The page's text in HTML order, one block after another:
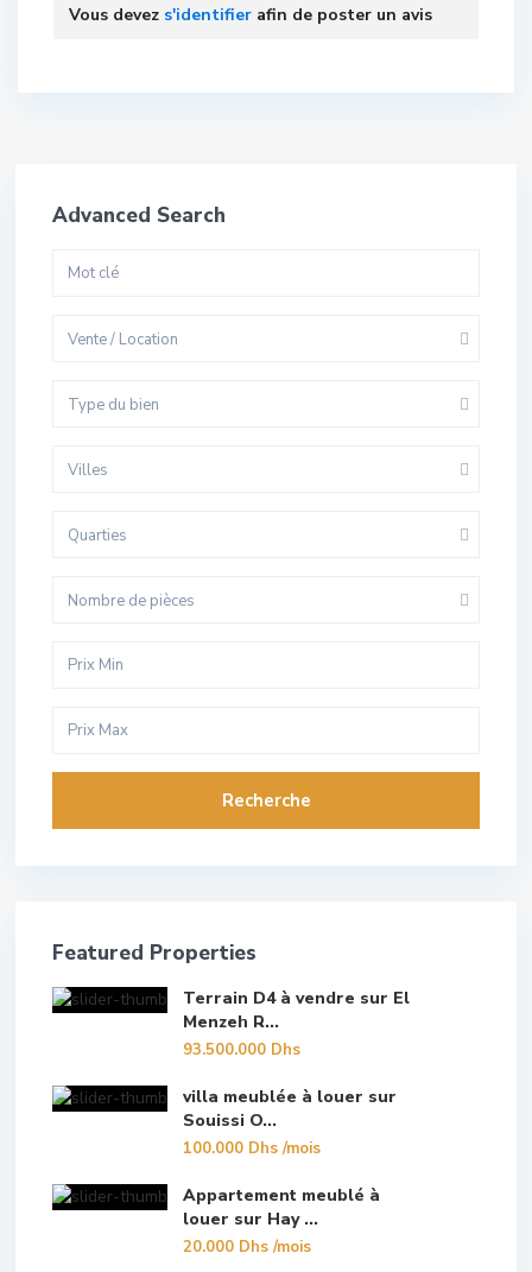
Vous devez s'identifier afin de poster un avis
Advanced Search
Vente / Location
Type du bien
Villes
Quarties
Nombre de pièces
Recherche
Featured Properties
Terrain D4 à vendre sur El
Menzeh R...
93.500.000 Dhs
villa meublée à louer sur
Souissi O...
100.000 Dhs/mois
Appartement meublé à
louer sur Hay ...
20.000 Dhs/mois